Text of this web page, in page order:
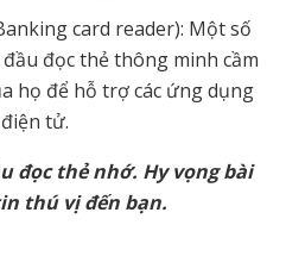
card reader): Một số
đọc thẻ thông minh cầm
họ để hỗ trợ các ứng dụng
tử.
đọc thẻ nhớ. Hy vọng bài
thú vị đến bạn.